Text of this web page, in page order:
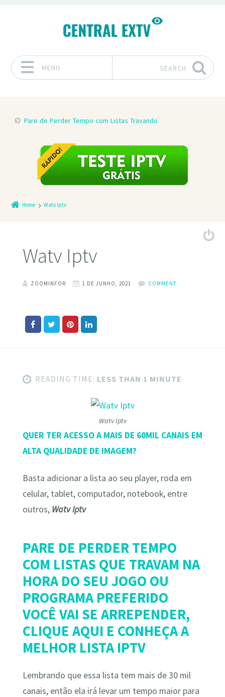
MENU SEARCH
Pare de Perder Tempo com Listas Travando
Home Watv Iptv
Watv Iptv
ZOOMINFOR 1 DE JUNHO, 2021 COMMENT
READING TIME: LESS THAN 1 MINUTE
Watv Iptv
QUER TER ACESSO A MAIS DE 60MIL CANAIS EM
ALTA QUALIDADE DE IMAGEM?
Basta adicionar a lista ao seu player, roda em
celular, tablet, computador, notebook, entre
outros,Watv Iptv
PARE DE PERDER TEMPO
COM LISTAS QUE TRAVAM NA
HORA DO SEU JOGO OU
PROGRAMA PREFERIDO
VOCÊ VAI SE ARREPENDER,
CLIQUE AQUI E CONHEÇA A
MELHOR LISTA IPTV
Lembrando que essa lista tem mais de 30 mil
canais, então ela irá levar um tempo maior para